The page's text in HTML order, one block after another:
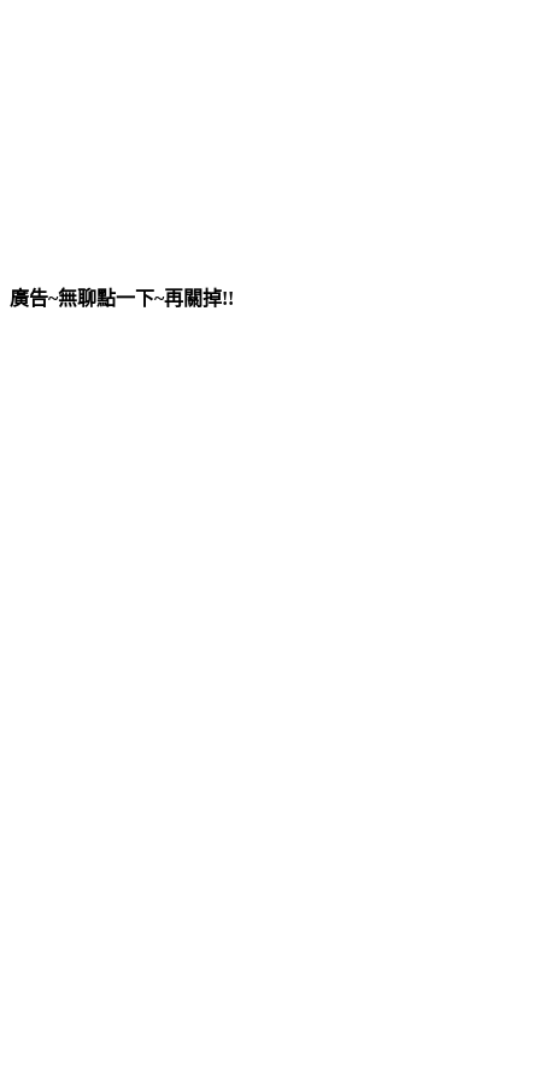
廣告~無聊點一下~再關掉!!